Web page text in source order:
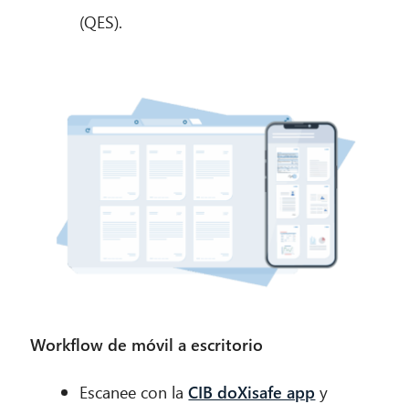
(QES).
Workflow de móvil a escritorio
Escanee con laCIB doXisafe app y